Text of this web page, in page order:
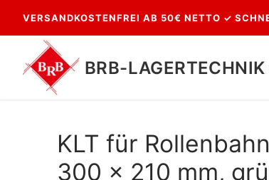
Inhalt
springen
VERSANDKOSTENFREI AB 50€ NETTO ✓
BRB-
KLT für
300 x 210 mm,